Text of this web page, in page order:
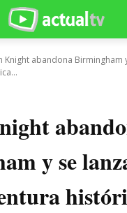
Knight abandona Birmingham
y se